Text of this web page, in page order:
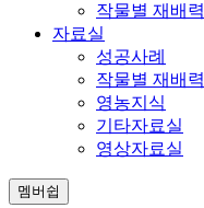
작물별 재배력
자료실
성공사례
작물별 재배력
영농지식
기타자료실
영상자료실
멤버쉽